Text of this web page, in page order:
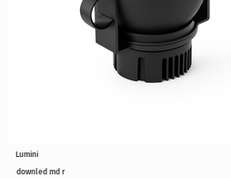
downled md r
Lumini